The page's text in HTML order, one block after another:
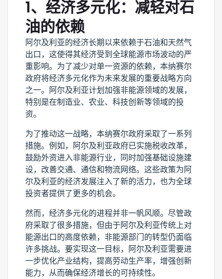
1、经济多元化：减轻对石
油的依赖
阿尔及利亚的经济长期以来依赖于石油和天然气
出口，这使得其经济受到全球能源市场波动的严
重影响。为了减少对单一资源的依赖，本纳赛尔
政府将经济多元化作为未来发展的重要战略方向
之一。阿尔及利亚计划加强非能源领域的发展，
特别是在制造业、农业、科技创新等领域的投
资。
为了推动这一战略，本纳赛尔政府采取了一系列
措施。例如，阿尔及利亚政府已实施税收改革，
鼓励外资进入非能源行业，同时加强基础设施建
设，改善交通、通信和物流网络。这些政策为阿
尔及利亚的经济发展注入了新的活力，也为全球
投资者提供了更多的机会。
然而，经济多元化的进程并非一帆风顺。尽管政
府采取了很多措施，但由于阿尔及利亚传统上对
能源出口的高度依赖，非能源部门的转型仍面临
许多挑战。要实现这一目标，阿尔及利亚需要进
一步优化产业结构，提高劳动生产率，增强创新
能力，从而确保经济增长的可持续性。